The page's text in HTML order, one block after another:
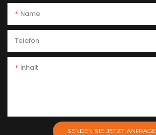
Name
Telefon
Inhalt
SENDEN SIE JETZT ANFRAGE